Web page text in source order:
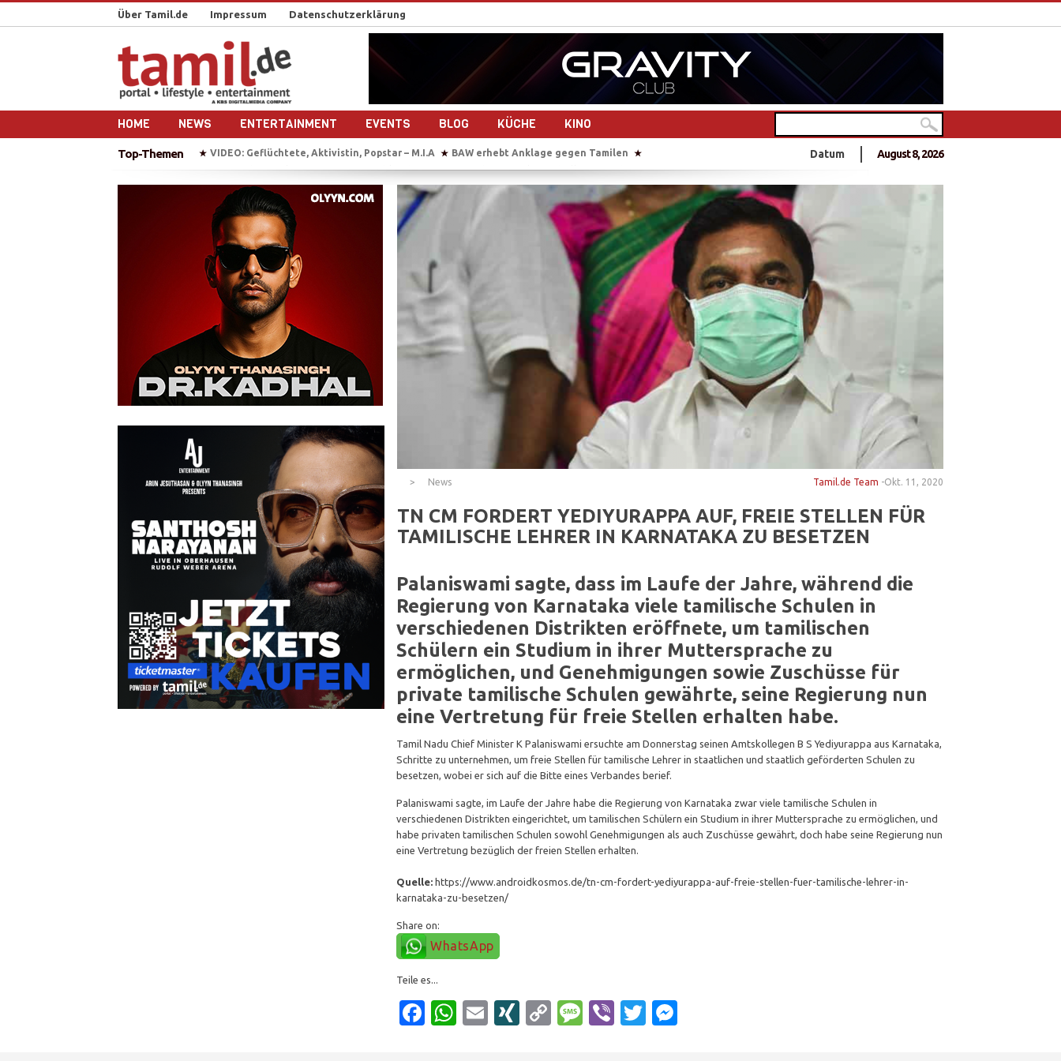
Über Tamil.de Impressum Datenschutzerklärung
HOME NEWS ENTERTAINMENT EVENTS BLOG KÜCHE KINO
Top-Themen ★ BAW erhebt Anklage gegen Tamilen ★ Sie übersetzt auch im Gebärsaal ★ Tausende Tamilen feiern in Deutschlands größtem Hindu-Tempel
„Chellam“ – Vithya & Majoe drehen gemeinsam ein Musikvideo ★ Sri Lanka nach dem Bürgerkrieg – 10 Jahre Frieden?
★ Auf Bootstour mit einem ehemaligen Tamil Tiger ★ Reportage-Reihe: Sri Lanka nach dem Bürgerkrieg- 10 Jahre Frieden?
Plädoyer für die Freilassung der Studierendenvertreter der Universität Jaffna in Sri Lanka ★ IS bekennt sich zu Anschlag an Sri Lankas Ostküste
VIDEO: Geflüchtete, Aktivistin, Popstar – M.I.A
Datum August 8, 2026
News Okt. 11, 2020
Tamil.de Team -
TN CM FORDERT YEDIYURAPPA AUF, FREIE STELLEN FÜR
TAMILISCHE LEHRER IN KARNATAKA ZU BESETZEN
Palaniswami sagte, dass im Laufe der Jahre, während die
Regierung von Karnataka viele tamilische Schulen in
verschiedenen Distrikten eröffnete, um tamilischen
Schülern ein Studium in ihrer Muttersprache zu
ermöglichen, und Genehmigungen sowie Zuschüsse für
private tamilische Schulen gewährte, seine Regierung nun
eine Vertretung für freie Stellen erhalten habe.
Tamil Nadu Chief Minister K Palaniswami ersuchte am Donnerstag seinen Amtskollegen B S Yediyurappa aus Karnataka,
Schritte zu unternehmen, um freie Stellen für tamilische Lehrer in staatlichen und staatlich geförderten Schulen zu
besetzen, wobei er sich auf die Bitte eines Verbandes berief.
Palaniswami sagte, im Laufe der Jahre habe die Regierung von Karnataka zwar viele tamilische Schulen in
verschiedenen Distrikten eingerichtet, um tamilischen Schülern ein Studium in ihrer Muttersprache zu ermöglichen, und
habe privaten tamilischen Schulen sowohl Genehmigungen als auch Zuschüsse gewährt, doch habe seine Regierung nun
eine Vertretung bezüglich der freien Stellen erhalten.
Quelle: https://www.androidkosmos.de/tn-cm-fordert-yediyurappa-auf-freie-stellen-fuer-tamilische-lehrer-in-
karnataka-zu-besetzen/
Share on:
WhatsApp
Teile es...
Facebook
WhatsApp
EmailXINGCopyMessage
ViberTwitter